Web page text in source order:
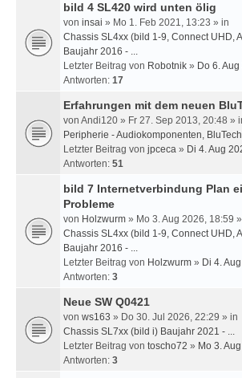
bild 4 SL420 wird unten ölig
von insai » Mo 1. Feb 2021, 13:23 » in
Chassis SL4xx (bild 1-9, Connect UHD,
Baujahr 2016 - ...
Letzter Beitrag von Robotnik » Do 6.
Antworten: 17
Erfahrungen mit dem neuen
von Andi120 » Fr 27. Sep 2013, 20:48 »
Peripherie - Audiokomponenten,
Letzter Beitrag von jpceca » Di 4. Aug
Antworten: 51
bild 7 Internetverbindung Plan
Probleme
von Holzwurm » Mo 3. Aug 2026, 18:59
Chassis SL4xx (bild 1-9, Connect UHD,
Baujahr 2016 - ...
Letzter Beitrag von Holzwurm » Di 4.
Antworten: 3
Neue SW Q0421
von ws163 » Do 30. Jul 2026, 22:29 » in
Chassis SL7xx (bild i) Baujahr 2021 - ...
Letzter Beitrag von toscho72 » Mo 3.
Antworten: 3